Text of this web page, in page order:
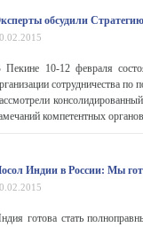
обсудили
Пекине 10-12 февраля
сотрудничества
компетентных
Индии в России: Мы
готова стать